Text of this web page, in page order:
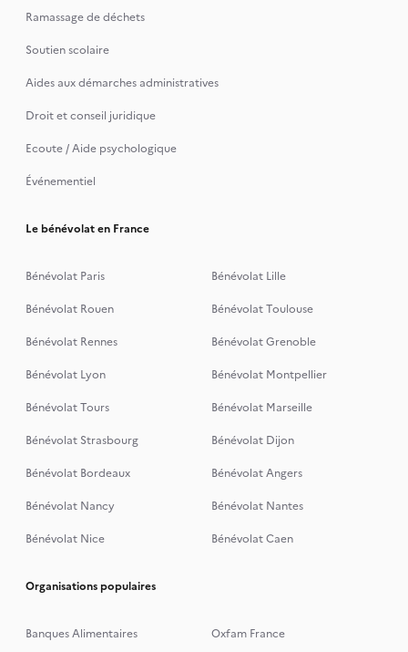
Ramassage de déchets
Soutien scolaire
Aides aux démarches administratives
Droit et conseil juridique
Ecoute / Aide psychologique
Événementiel
Le bénévolat en France
Bénévolat Paris
Bénévolat Lille
Bénévolat Rouen
Bénévolat Toulouse
Bénévolat Rennes
Bénévolat Grenoble
Bénévolat Lyon
Bénévolat Montpellier
Bénévolat Tours
Bénévolat Marseille
Bénévolat Strasbourg
Bénévolat Dijon
Bénévolat Bordeaux
Bénévolat Angers
Bénévolat Nancy
Bénévolat Nantes
Bénévolat Nice
Bénévolat Caen
Organisations populaires
Banques Alimentaires
Oxfam France